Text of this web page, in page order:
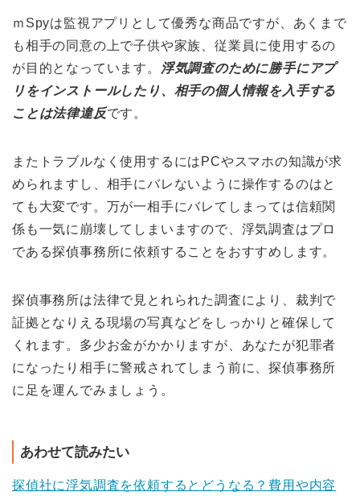
ｍSpyは監視アプリとして優秀な商品ですが、あくまで
も相手の同意の上で子供や家族、従業員に使用するの
が目的となっています。 浮気調査のために勝手にアプ
リをインストールしたり、相手の個人情報を入手する
ことは法律違反です。
またトラブルなく使用するにはPCやスマホの知識が求
められますし、相手にバレないように操作するのはと
ても大変です。万が一相手にバレてしまっては信頼関
係も一気に崩壊してしまいますので、浮気調査はプロ
である探偵事務所に依頼することをおすすめします。
探偵事務所は法律で見とれられた調査により、裁判で
証拠となりえる現場の写真などをしっかりと確保して
くれます。多少お金がかかりますが、あなたが犯罪者
になったり相手に警戒されてしまう前に、探偵事務所
に足を運んでみましょう。
あわせて読みたい
探偵社に浮気調査を依頼するとどうなる？費用や内容